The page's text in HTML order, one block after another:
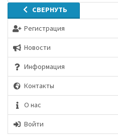
СВЕРНУТЬ
Регистрация
Новости
Информация
Контакты
О нас
Войти